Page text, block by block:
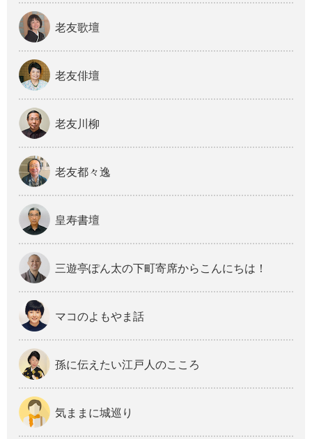
老友歌壇
老友俳壇
老友川柳
老友都々逸
皇寿書壇
三遊亭ぽん太の下町寄席からこんにちは！
マコのよもやま話
孫に伝えたい江戸人のこころ
気ままに城巡り